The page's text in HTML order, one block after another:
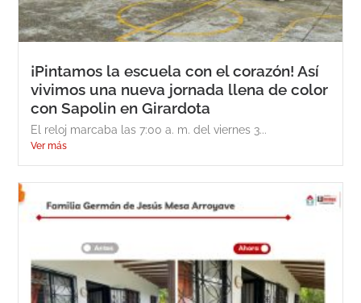
¡Pintamos la escuela con el corazón! Así
vivimos una nueva jornada llena de color
con Sapolin en Girardota
El reloj marcaba las 7:00 a. m. del viernes 3...
Ver más